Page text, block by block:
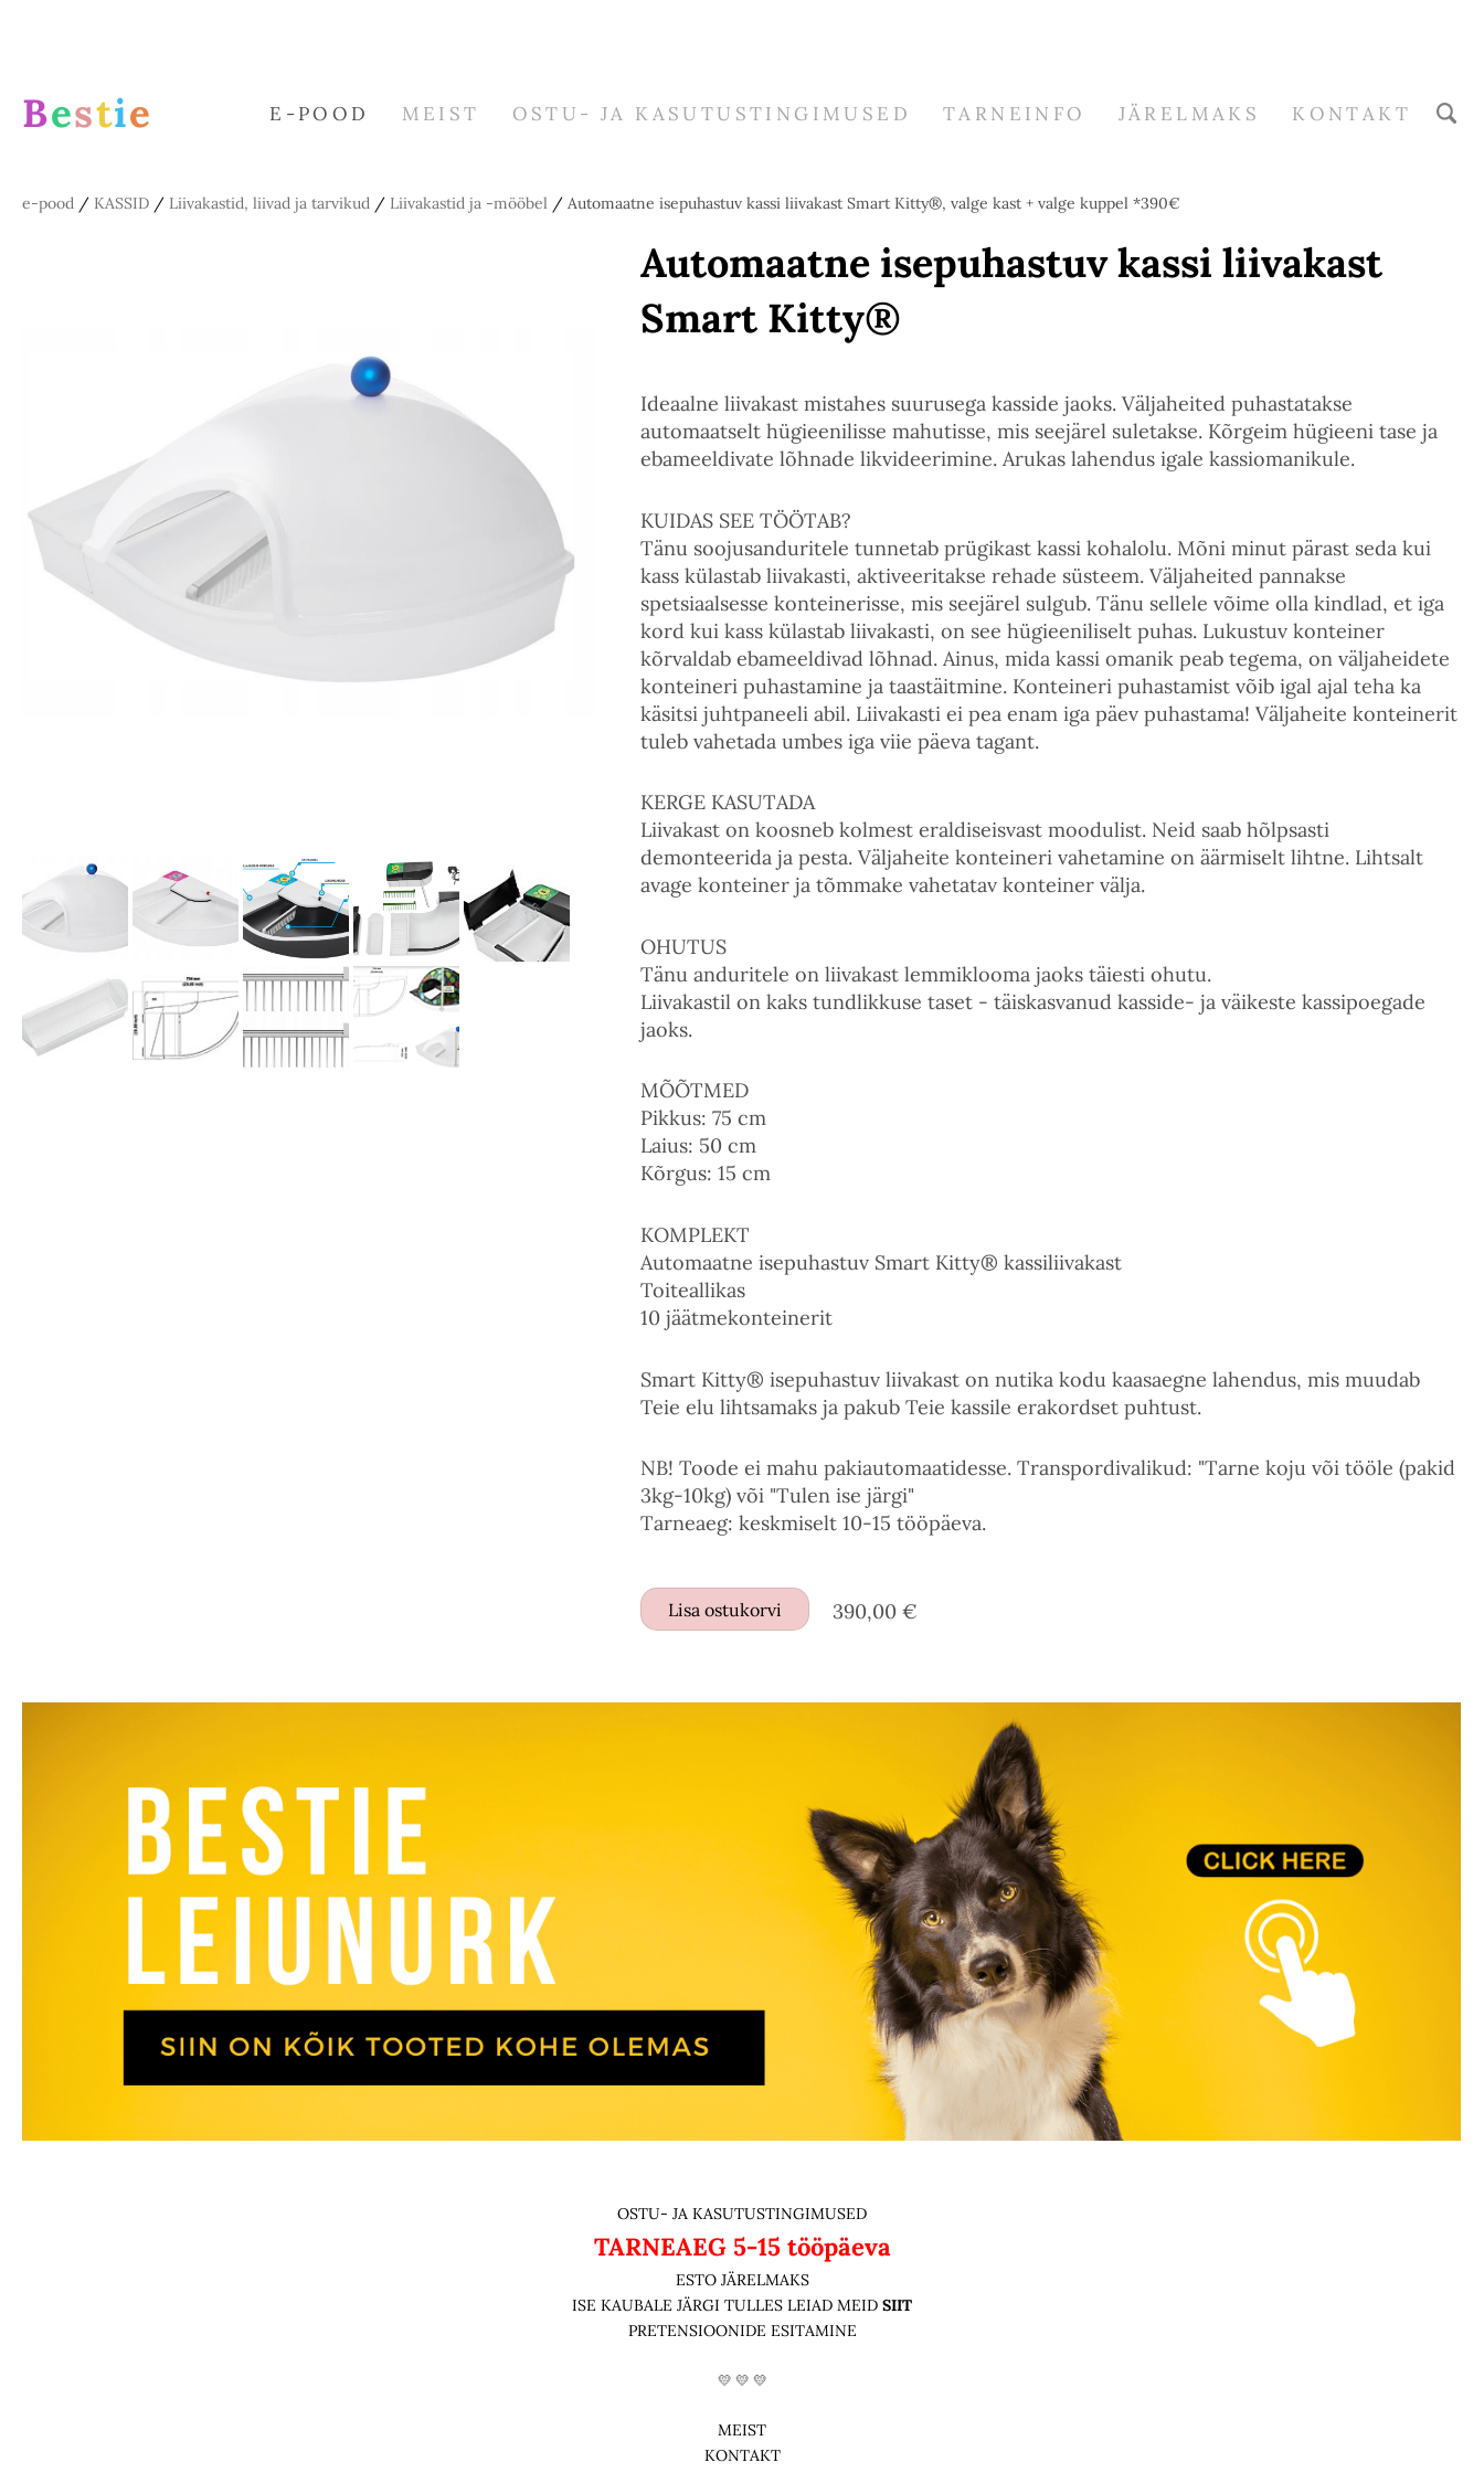
Bestie E-POOD MEIST OSTU- JA KASUTUSTINGIMUSED TARNEINFO JÄRELMAKS KONTAKT
e-pood / KASSID / Liivakastid, liivad ja tarvikud / Liivakastid ja -mööbel / Automaatne isepuhastuv kassi liivakast Smart Kitty®, valge kast + valge kuppel *390€
Automaatne isepuhastuv kassi liivakast
Smart Kitty®
Ideaalne liivakast mistahes suurusega kasside jaoks. Väljaheited puhastatakse
automaatselt hügieenilisse mahutisse, mis seejärel suletakse. Kõrgeim hügieeni tase ja
ebameeldivate lõhnade likvideerimine. Arukas lahendus igale kassiomanikule.
KUIDAS SEE TÖÖTAB?
Tänu soojusanduritele tunnetab prügikast kassi kohalolu. Mõni minut pärast seda kui
kass külastab liivakasti, aktiveeritakse rehade süsteem. Väljaheited pannakse
spetsiaalsesse konteinerisse, mis seejärel sulgub. Tänu sellele võime olla kindlad, et iga
kord kui kass külastab liivakasti, on see hügieeniliselt puhas. Lukustuv konteiner
kõrvaldab ebameeldivad lõhnad. Ainus, mida kassi omanik peab tegema, on väljaheidete
konteineri puhastamine ja taastäitmine. Konteineri puhastamist võib igal ajal teha ka
käsitsi juhtpaneeli abil. Liivakasti ei pea enam iga päev puhastama! Väljaheite konteinerit
tuleb vahetada umbes iga viie päeva tagant.
KERGE KASUTADA
Liivakast on koosneb kolmest eraldiseisvast moodulist. Neid saab hõlpsasti
demonteerida ja pesta. Väljaheite konteineri vahetamine on äärmiselt lihtne. Lihtsalt
avage konteiner ja tõmmake vahetatav konteiner välja.
OHUTUS
Tänu anduritele on liivakast lemmiklooma jaoks täiesti ohutu.
Liivakastil on kaks tundlikkuse taset - täiskasvanud kasside- ja väikeste kassipoegade
jaoks.
MÕÕTMED
Pikkus: 75 cm
Laius: 50 cm
Kõrgus: 15 cm
KOMPLEKT
Automaatne isepuhastuv Smart Kitty® kassiliivakast
Toiteallikas
10 jäätmekonteinerit
Smart Kitty® isepuhastuv liivakast on nutika kodu kaasaegne lahendus, mis muudab
Teie elu lihtsamaks ja pakub Teie kassile erakordset puhtust.
NB! Toode ei mahu pakiautomaatidesse. Transpordivalikud: "Tarne koju või tööle (pakid
3kg-10kg) või "Tulen ise järgi"
Tarneaeg: keskmiselt 10-15 tööpäeva.
Lisa ostukorvi 390,00 €
OSTU- JA KASUTUSTINGIMUSED
TARNEAEG 5-15 tööpäeva
ESTO JÄRELMAKS
ISE KAUBALE JÄRGI TULLES LEIAD MEID SIIT
PRETENSIOONIDE ESITAMINE
💛 💛 💛
MEIST
KONTAKT